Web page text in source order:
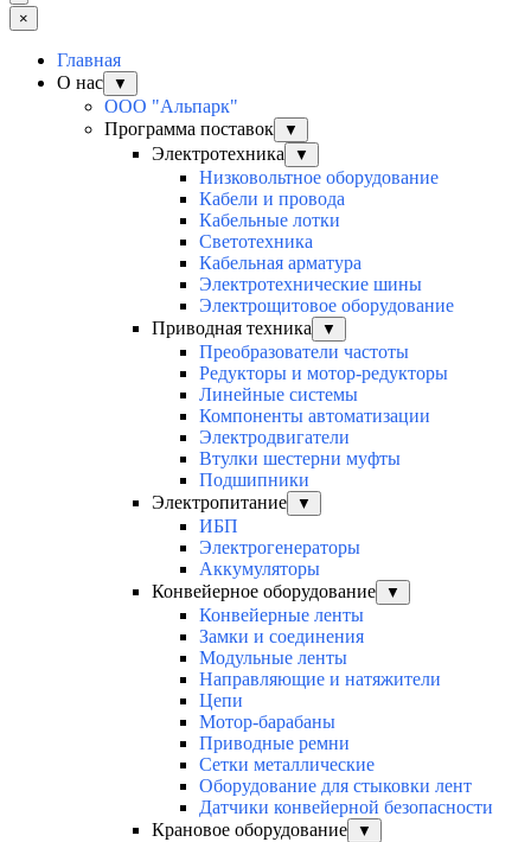
×
Главная
О нас
▼
ООО "Альпарк"
Программа поставок
▼
Электротехника ▼
Низковольтное оборудование
Кабели и провода
Кабельные лотки
Светотехника
Кабельная арматура
Электротехнические шины
Электрощитовое оборудование
Приводная техника
▼
Преобразователи частоты
Редукторы и мотор-редукторы
Линейные системы
Компоненты автоматизации
Электродвигатели
Втулки шестерни муфты
Подшипники
Электропитание
▼
ИБП
Электрогенераторы
Аккумуляторы
Конвейерное оборудование
▼
Конвейерные ленты
Замки и соединения
Модульные ленты
Направляющие и натяжители
Цепи
Мотор-барабаны
Приводные ремни
Сетки металлические
Оборудование для стыковки лент
Датчики конвейерной безопасности
Крановое оборудование
▼